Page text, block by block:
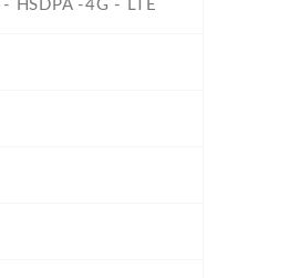
-4G - LTE